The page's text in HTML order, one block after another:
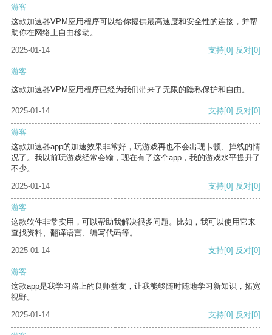
游客
这款加速器VPM应用程序可以给你提供最高速度和安全性的连接，并帮
助你在网络上自由移动。
2025-01-14
支持[0] 反对[0]
游客
这款加速器VPM应用程序已经为我们带来了无限的隐私保护和自由。
2025-01-14 支持[0] 反对[0]
游客
这款加速器app的加速效果非常好，玩游戏再也不会出现卡顿、掉线的情
况了。我以前玩游戏经常会输，现在有了这个app，我的游戏水平提升了
不少。
2025-01-14
支持[0] 反对[0]
游客
这款软件非常实用，可以帮助我解决很多问题。比如，我可以使用它来
查找资料、翻译语言、编写代码等。
2025-01-14
支持[0] 反对[0]
游客
这款app是我学习路上的良师益友，让我能够随时随地学习新知识，拓宽
视野。
2025-01-14
支持[0] 反对[0]